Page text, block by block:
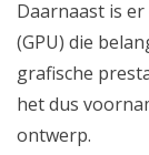
Daarnaast is
(GPU) die
grafische
het dus
ontwerp.